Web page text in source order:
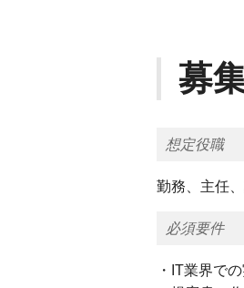
募
想定役職
勤務、主任
必須要件
・IT業界で